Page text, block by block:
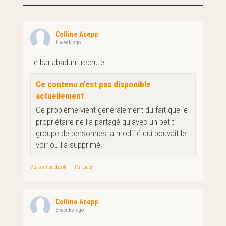
Colline Acepp
1 week ago
Le bar'abadum recrute !
Ce contenu n’est pas disponible
actuellement
Ce problème vient généralement du fait que le
propriétaire ne l’a partagé qu’avec un petit
groupe de personnes, a modifié qui pouvait le
voir ou l’a supprimé.
Vu sur Facebook · Partager
Colline Acepp
3 weeks ago